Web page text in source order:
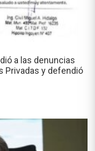
a las denuncias
Privadas y defendió